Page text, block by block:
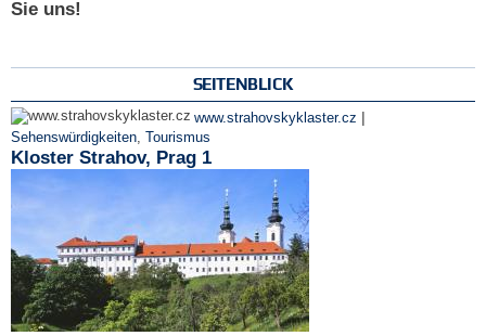
Sie uns!
SEITENBLICK
www.strahovskyklaster.cz |
Sehenswürdigkeiten, Tourismus
Kloster Strahov, Prag 1